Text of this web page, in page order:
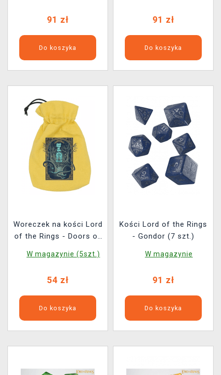
91 zł
Do koszyka
91 zł
Do koszyka
Woreczek na kości Lord
of the Rings - Doors of
W magazynie (5szt.)
54 zł
Do koszyka
Kości Lord of the Rings
- Gondor (7 szt.)
W magazynie
91 zł
Do koszyka